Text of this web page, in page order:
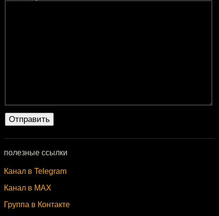
полезные ссылки
Канал в Telegram
Канал в MAX
Группа в Контакте